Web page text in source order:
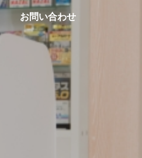
お問い合わせ